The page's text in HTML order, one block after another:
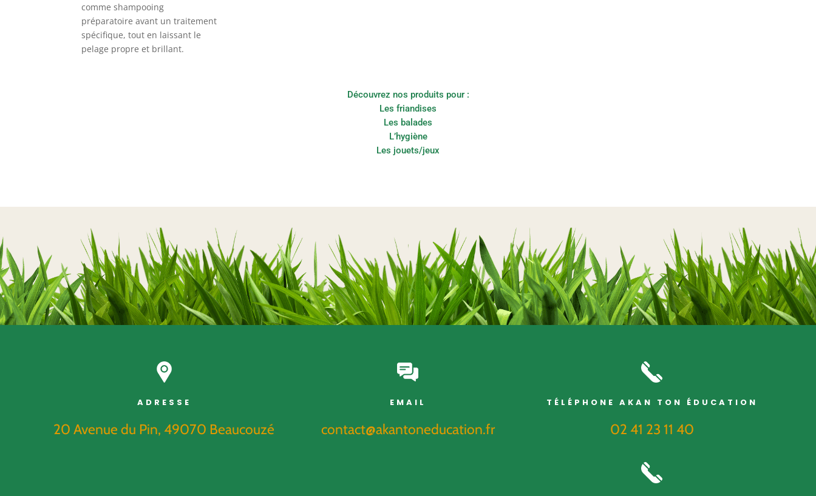
comme shampooing
préparatoire avant un traitement
spécifique, tout en laissant le
pelage propre et brillant.
Découvrez nos produits pour :
Les friandises
Les balades
L’hygiène
Les jouets/jeux
ADRESSE
20 Avenue du Pin, 49070 Beaucouzé
EMAIL
contact@akantoneducation.fr
TÉLÉPHONE AKAN TON ÉDUCATION
02 41 23 11 40